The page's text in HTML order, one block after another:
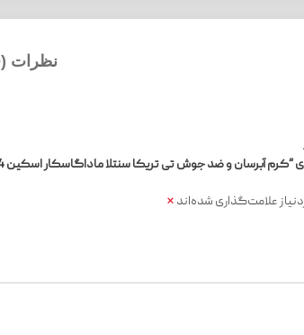
نظرات (0)
آبرسان و ضد جوش تی تریکا سنتلا ماداگاسکار اسکین 1004 | اصل”
علامت‌گذاری شده‌اند *